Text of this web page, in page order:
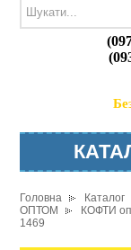
Головна Каталог
ОПТОМ
КОФТИ
1469